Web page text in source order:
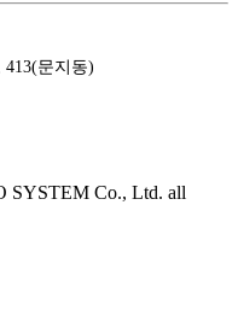
문지동)
SYSTEM Co., Ltd. all